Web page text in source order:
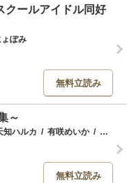
クールアイドル同好
ぽみ
無料立読み
～
知ハルカ / 有咲めいか /
無料立読み